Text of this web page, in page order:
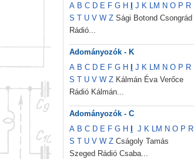
A B C D E F G H J K LM N O P R
S T U V W Z Sági Botond Csongrád
Rádió...
Adományozók - K
A B C D E F G H J K LM N O P R
S T U V W Z Kálmán Éva Verőce
Rádió Kálmán...
Adományozók - C
A B C D E F G H J K LM N O P R
S T U V W Z Cságoly Tamás
Szeged Rádió Csaba...